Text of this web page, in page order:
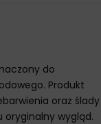
do
Produkt
oraz ślady
oryginalny wygląd.